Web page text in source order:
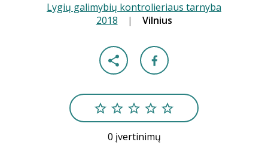
Lygių galimybių kontrolieriaus tarnyba
2018 | Vilnius
0 įvertinimų